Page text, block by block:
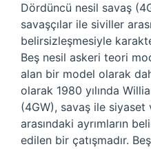
Dördüncü nesil savaş
savaşçılar ile siviller
belirsizleşmesiyle
Beş nesil askeri teori
alan bir model olarak
olarak 1980 yılında
(4GW), savaş ile siyaset
arasındaki ayrımların
edilen bir çatışmadır.